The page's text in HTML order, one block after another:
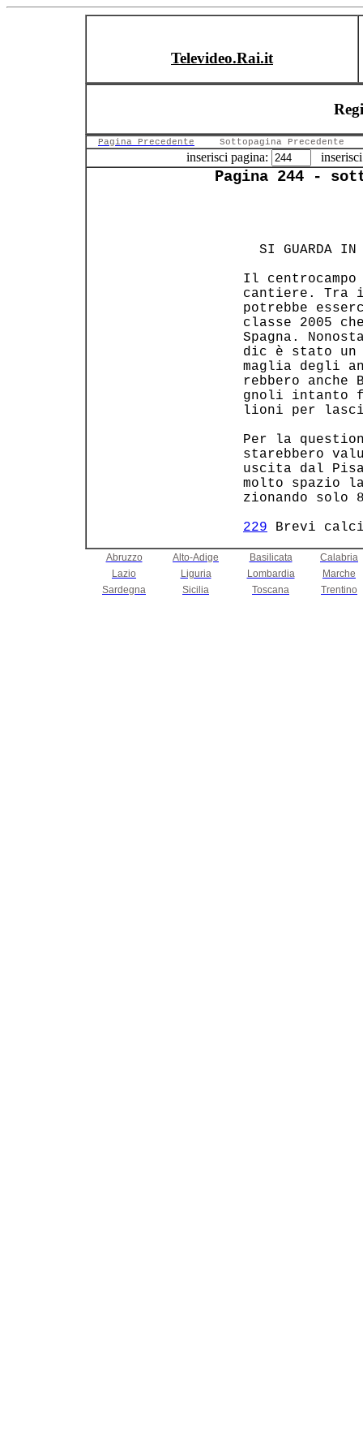
Televideo.Rai.it
Pagina Precedente Sottopagina Precedente
inserisci pagina:
Pagina 244 -
SI GUARDA
Il
cantiere. Tra
potrebbe
classe 2005
Spagna.
dic è stato un
maglia degli
rebbero anche
gnoli intanto
lioni per
Per la
starebbero
uscita dal
molto spazio
zionando
229 Brevi
Abruzzo Alto-Adige Basilicata
Calabria
Lazio
Liguria Lombardia
Marche
Sardegna
Sicilia Toscana Trentino